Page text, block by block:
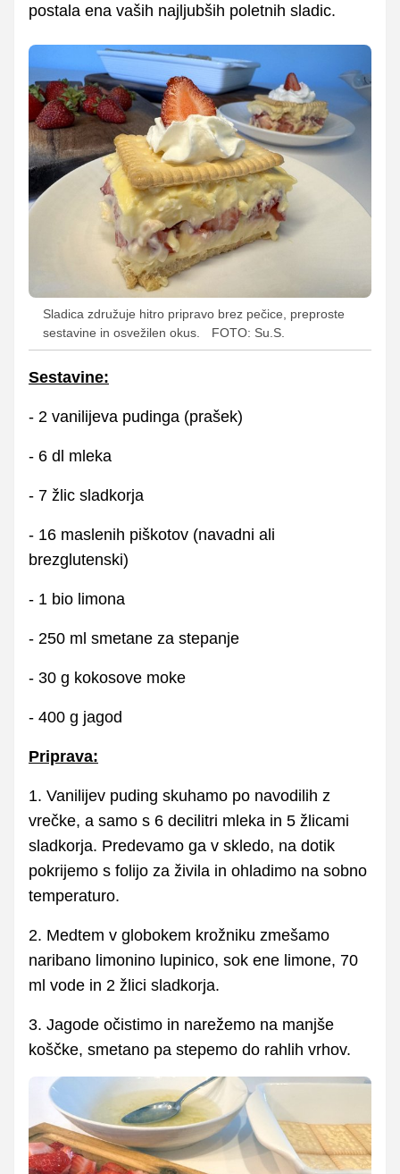
postala ena vaših najljubših poletnih sladic.
Sladica združuje hitro pripravo brez pečice, preproste
sestavine in osvežilen okus.
FOTO: Su.S.
Sestavine:
- 2 vanilijeva pudinga (prašek)
- 6 dl mleka
- 7 žlic sladkorja
- 16 maslenih piškotov (navadni ali
brezglutenski)
- 1 bio limona
- 250 ml smetane za stepanje
- 30 g kokosove moke
- 400 g jagod
Priprava:
1. Vanilijev puding skuhamo po navodilih z
vrečke, a samo s 6 decilitri mleka in 5 žlicami
sladkorja. Predevamo ga v skledo, na dotik
pokrijemo s folijo za živila in ohladimo na sobno
temperaturo.
2. Medtem v globokem krožniku zmešamo
naribano limonino lupinico, sok ene limone, 70
ml vode in 2 žlici sladkorja.
3. Jagode očistimo in narežemo na manjše
koščke, smetano pa stepemo do rahlih vrhov.